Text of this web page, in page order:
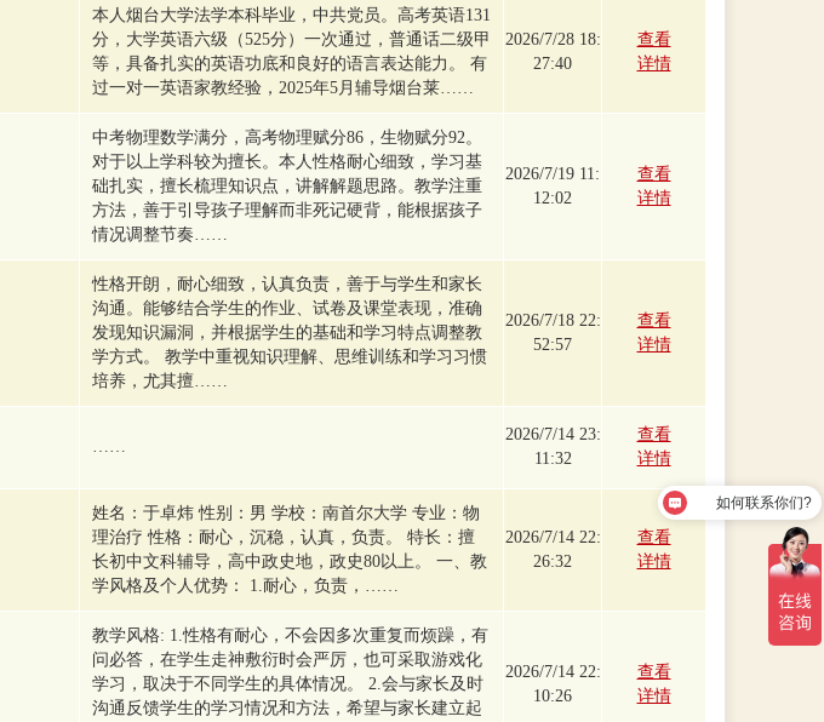
本人烟台大学法学本科毕业，中共党员。高考英语131
分，大学英语六级（525分）一次通过，普通话二级甲
等，具备扎实的英语功底和良好的语言表达能力。 有
过一对一英语家教经验，2025年5月辅导烟台莱……
2026/7/28 18:
27:40
查看
详情
中考物理数学满分，高考物理赋分86，生物赋分92。
对于以上学科较为擅长。本人性格耐心细致，学习基
础扎实，擅长梳理知识点，讲解解题思路。教学注重
方法，善于引导孩子理解而非死记硬背，能根据孩子
情况调整节奏……
2026/7/19 11:
12:02
查看
详情
性格开朗，耐心细致，认真负责，善于与学生和家长
沟通。能够结合学生的作业、试卷及课堂表现，准确
发现知识漏洞，并根据学生的基础和学习特点调整教
学方式。 教学中重视知识理解、思维训练和学习习惯
培养，尤其擅……
2026/7/18 22:
52:57
查看
详情
……
2026/7/14 23:
11:32
查看
详情
姓名：于卓炜 性别：男 学校：南首尔大学 专业：物
理治疗 性格：耐心，沉稳，认真，负责。 特长：擅
长初中文科辅导，高中政史地，政史80以上。 一、教
学风格及个人优势： 1.耐心，负责，……
2026/7/14 22:
26:32
查看
详情
教学风格: 1.性格有耐心，不会因多次重复而烦躁，有
问必答，在学生走神敷衍时会严厉，也可采取游戏化
学习，取决于不同学生的具体情况。 2.会与家长及时
沟通反馈学生的学习情况和方法，希望与家长建立起
2026/7/14 22:
10:26
查看
详情
如何联系你们?